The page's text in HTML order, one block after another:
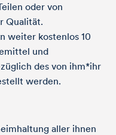
oder von
Qualität.
weiter kostenlos 10
und
des von ihm*ihr
werden.
aller ihnen